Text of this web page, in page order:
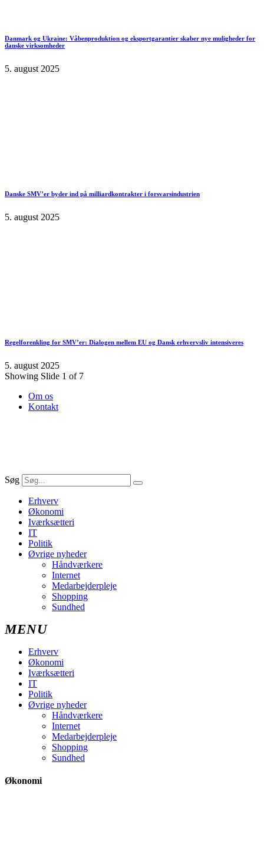
Danmark og Ukraine: Våbenproduktion og eksportgarantier skaber nye muligheder for
danske virksomheder
5. august 2025
Danske SMV’er byder ind på milliardkontrakter i forsvarsindustrien
5. august 2025
Regelforenkling for SMV’er: Dialogen mellem EU og Dansk erhvervsliv intensiveres
5. august 2025
Showing Slide 1 of 7
Om os
Kontakt
Søg
Erhverv
Økonomi
Iværksætteri
IT
Politik
Øvrige nyheder
Håndværkere
Internet
Medarbejderpleje
Shopping
Sundhed
Erhverv
Økonomi
Iværksætteri
IT
Politik
Øvrige nyheder
Håndværkere
Internet
Medarbejderpleje
Shopping
Sundhed
Økonomi